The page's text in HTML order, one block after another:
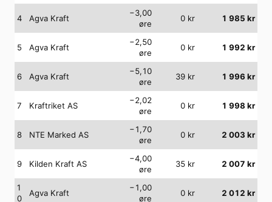
4 Agva Kraft
−3,00
øre
0 kr 1 985 kr
5 Agva Kraft
−2,50
øre
0 kr 1 992 kr
6 Agva Kraft
−5,10
øre
39 kr 1 996 kr
7 Kraftriket AS
−2,02
øre
0 kr 1 998 kr
8 NTE Marked AS
−1,70
øre
0 kr 2 003 kr
9 Kilden Kraft AS
−4,00
øre
35 kr 2 007 kr
1
0
Agva Kraft
−1,00
øre
0 kr 2 012 kr